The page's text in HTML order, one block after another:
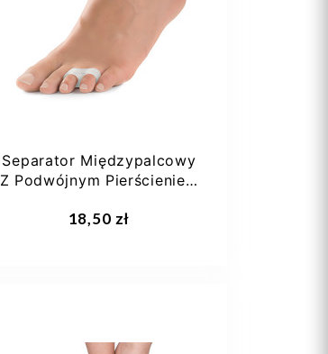
Separator Międzypalcowy
Z Podwójnym Pierścieniem
18,50 zł